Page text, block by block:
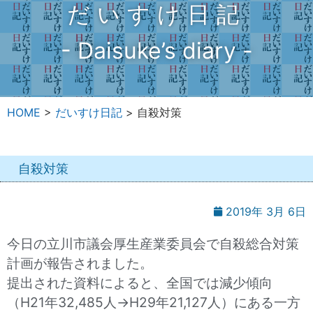
だいすけ日記
- Daisuke’s diary -
HOME > だいすけ日記 > 自殺対策
自殺対策
2019年 3月 6日
今日の立川市議会厚生産業委員会で自殺総合対策
計画が報告されました。
提出された資料によると、全国では減少傾向
（H21年32,485人→H29年21,127人）にある一方